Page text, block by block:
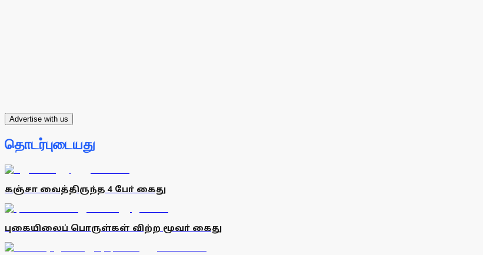
Advertise with us
தொடர்புடையது
கஞ்சா வைத்திருந்த 4 போ் கைது
புகையிலைப் பொருள்கள் விற்ற மூவா் கைது